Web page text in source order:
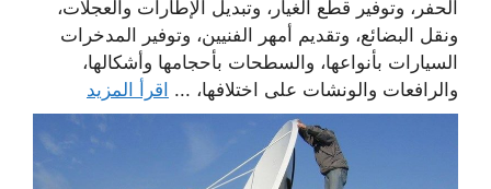
الحفر، وتوفير قطع الغيار، وتبديل الإطارات والعجلات،
ونقل البضائع، وتقديم أمهر الفنيين، وتوفير المدخرات
السيارات بأنواعها، والسطحات بأحجامها وأشكالها،
والرافعات والونشات على اختلافها، ... اقرأ المزيد